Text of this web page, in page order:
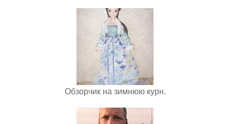
Обзорчик на зимнюю курн.